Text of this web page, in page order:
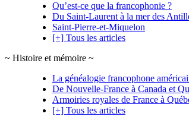
Qu’est-ce que la francophonie ?
Du Saint-Laurent à la mer des
Saint-Pierre-et-Miquelon
[+] Tous les articles
~ Histoire et mémoire ~
La généalogie francophone
De Nouvelle-France à Canada et
Armoiries royales de France à
[+] Tous les articles